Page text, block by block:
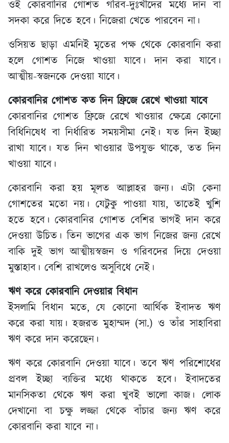
ওই কোরবানির গোশত গরিব-দুঃখীদের মধ্যে দান বা
সদকা করে দিতে হবে। নিজেরা খেতে পারবেন না।
ওসিয়ত ছাড়া এমনিই মৃতের পক্ষ থেকে কোরবানি করা
হলে গোশত নিজে খাওয়া যাবে। দান করা যাবে।
আত্মীয়-স্বজনকে দেওয়া যাবে।
কোরবানির গোশত কত দিন ফ্রিজে রেখে খাওয়া যাবে
কোরবানির গোশত ফ্রিজে রেখে খাওয়ার ক্ষেত্রে কোনো
বিধিনিষেধ বা নির্ধারিত সময়সীমা নেই। যত দিন ইচ্ছা
রাখা যাবে। যত দিন খাওয়ার উপযুক্ত থাকে, তত দিন
খাওয়া যাবে।
কোরবানি করা হয় মূলত আল্লাহর জন্য। এটা কেনা
গোশতের মতো নয়। যেটুকু পাওয়া যায়, তাতেই খুশি
হতে হবে। কোরবানির গোশত বেশির ভাগই দান করে
দেওয়া উচিত। তিন ভাগের এক ভাগ নিজের জন্য রেখে
বাকি দুই ভাগ আত্মীয়স্বজন ও গরিবদের দিয়ে দেওয়া
মুস্তাহাব। বেশি রাখলেও অসুবিধে নেই।
ঋণ করে কোরবানি দেওয়ার বিধান
ইসলামি বিধান মতে, যে কোনো আর্থিক ইবাদত ঋণ
করে করা যায়। হজরত মুহাম্মদ (সা.) ও তাঁর সাহাবিরা
ঋণ করে দান করেছেন।
ঋণ করে কোরবানি দেওয়া যাবে। তবে ঋণ পরিশোধের
প্রবল ইচ্ছা ব্যক্তির মধ্যে থাকতে হবে। ইবাদতের
মানসিকতা থেকে ঋণ করা খুবই ভালো কাজ। লোক
দেখানো বা চক্ষু লজ্জা থেকে বাঁচার জন্য ঋণ করে
কোরবানি করা যাবে না।